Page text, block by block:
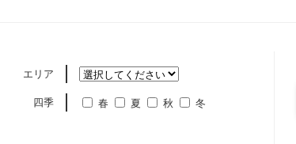
エリア
四季 春 夏 秋 冬